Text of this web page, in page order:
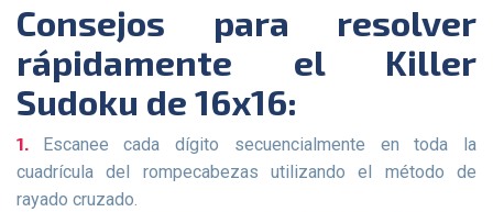
Consejos para resolver
rápidamente el Killer
Sudoku de 16x16:
Escanee cada dígito secuencialmente en toda la
cuadrícula del rompecabezas utilizando el método de
rayado cruzado.